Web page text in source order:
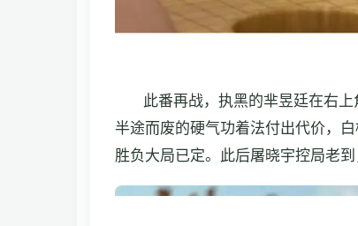
此番再战，执黑的芈昱廷在右
半途而废的硬气功着法付出代价，
胜负大局已定。此后屠晓宇控局老到